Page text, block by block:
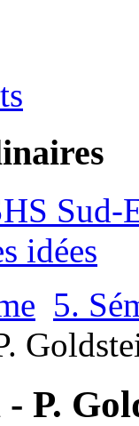
Sud-
idées
5.
P.